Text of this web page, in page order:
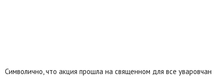
Символично, что акция прошла на священном для все уваровчан